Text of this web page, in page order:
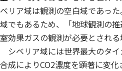
ベリア域は観測の空白域であっ
域でもあるため、「地球観測の
室効果ガスの観測が必要とされる
シベリア域には世界最大のタ
合成によりCO2濃度を顕著に変